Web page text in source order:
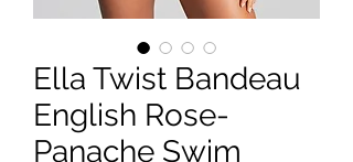
Ella Twist Bandeau
English Rose-
Panache Swim